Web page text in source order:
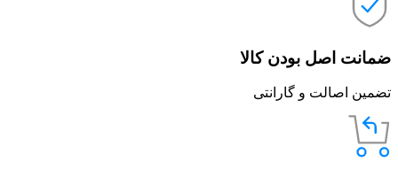
ضمانت اصل بودن کالا
تضمین اصالت و گارانتی